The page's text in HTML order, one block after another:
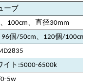
ーブ
100cm、直径30mm
個/50cm、120個/100cm
イト:5000-6500k
5w